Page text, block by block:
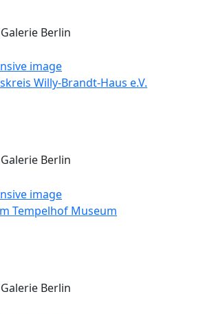
Berlin
Willy-Brandt-Haus e.V.
Berlin
Tempelhof Museum
Berlin